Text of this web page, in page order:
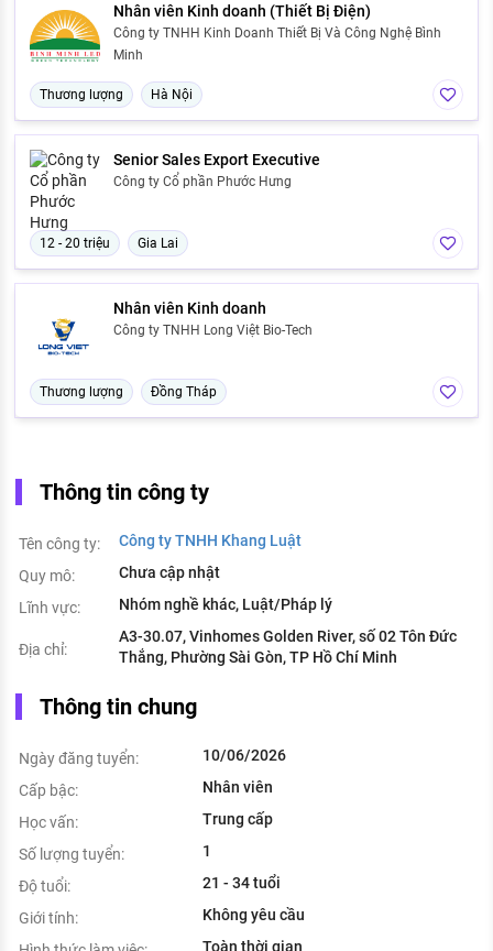
Nhân viên Kinh doanh (Thiết Bị Điện)
Công ty TNHH Kinh Doanh Thiết Bị Và Công Nghệ Bình
Minh
Thương lượng Hà Nội
Senior Sales Export Executive
Công ty Cổ phần Phước Hưng
12 - 20 triệu Gia Lai
Nhân viên Kinh doanh
Công ty TNHH Long Việt Bio-Tech
Thương lượng Đồng Tháp
Thông tin công ty
Tên công ty:
Công ty TNHH Khang Luật
Quy mô:
Chưa cập nhật
Lĩnh vực:
Nhóm nghề khác, Luật/Pháp lý
Địa chỉ:
A3-30.07, Vinhomes Golden River, số 02 Tôn Đức
Thắng, Phường Sài Gòn, TP Hồ Chí Minh
Thông tin chung
Ngày đăng tuyển:
10/06/2026
Cấp bậc:
Nhân viên
Học vấn:
Trung cấp
Số lượng tuyển:
1
Độ tuổi:
21 - 34 tuổi
Giới tính:
Không yêu cầu
Toàn thời gian